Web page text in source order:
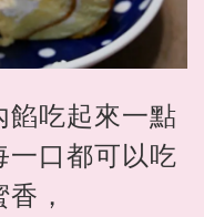
餡吃起來一點
一口都可以吃
，